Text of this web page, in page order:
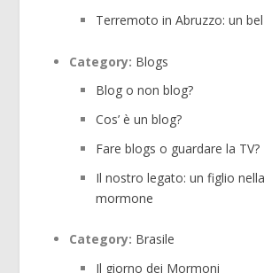
Terremoto in Abruzzo: un
Category: Blogs
Blog o non blog?
Cos’ è un blog?
Fare blogs o guardare la TV?
Il nostro legato: un figlio
mormone
Category: Brasile
Il giorno dei Mormoni